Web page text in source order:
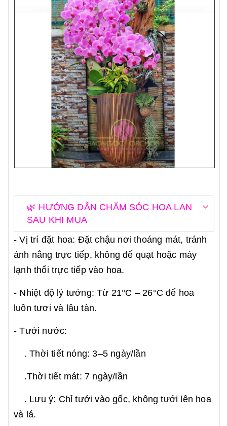
🌿 HƯỚNG DẪN CHĂM SÓC HOA LAN
SAU KHI MUA
- Vị trí đặt hoa: Đặt chậu nơi thoáng mát, tránh
ánh nắng trực tiếp, không để quạt hoặc máy
lạnh thổi trực tiếp vào hoa.
- Nhiệt độ lý tưởng: Từ 21°C – 26°C để hoa
luôn tươi và lâu tàn.
- Tưới nước:
. Thời tiết nóng: 3–5 ngày/lần
.Thời tiết mát: 7 ngày/lần
. Lưu ý: Chỉ tưới vào gốc, không tưới lên hoa
và lá.